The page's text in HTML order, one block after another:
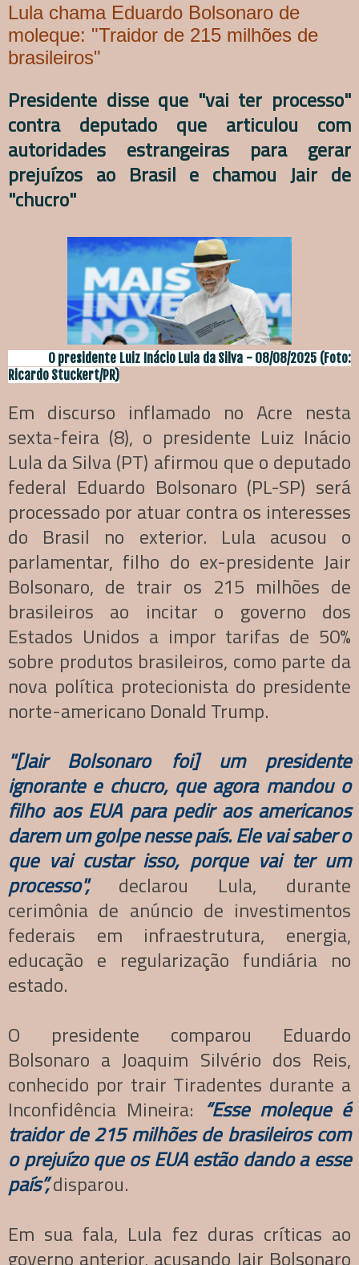
Lula chama Eduardo Bolsonaro de
moleque: "Traidor de 215 milhões de
brasileiros"
Presidente disse que "vai ter processo"
contra deputado que articulou com
autoridades estrangeiras para gerar
prejuízos ao Brasil e chamou Jair de
"chucro"
O presidente Luiz Inácio Lula da Silva - 08/08/2025 (Foto:
Ricardo Stuckert/PR)
Em discurso inflamado no Acre nesta
sexta-feira (8), o presidente Luiz Inácio
Lula da Silva (PT) afirmou que o deputado
federal Eduardo Bolsonaro (PL-SP) será
processado por atuar contra os interesses
do Brasil no exterior. Lula acusou o
parlamentar, filho do ex-presidente Jair
Bolsonaro, de trair os 215 milhões de
brasileiros ao incitar o governo dos
Estados Unidos a impor tarifas de 50%
sobre produtos brasileiros, como parte da
nova política protecionista do presidente
norte-americano Donald Trump.
"[Jair Bolsonaro foi] um presidente
ignorante e chucro, que agora mandou o
filho aos EUA para pedir aos americanos
darem um golpe nesse país. Ele vai saber o
que vai custar isso, porque vai ter um
processo",declarou Lula, durante
cerimônia de anúncio de investimentos
federais em infraestrutura, energia,
educação e regularização fundiária no
estado.
O presidente comparou Eduardo
Bolsonaro a Joaquim Silvério dos Reis,
conhecido por trair Tiradentes durante a
Inconfidência Mineira: “Esse moleque é
traidor de 215 milhões de brasileiros com
o prejuízo que os EUA estão dando a esse
país”,disparou.
Em sua fala, Lula fez duras críticas ao
governo anterior, acusando Jair Bolsonaro